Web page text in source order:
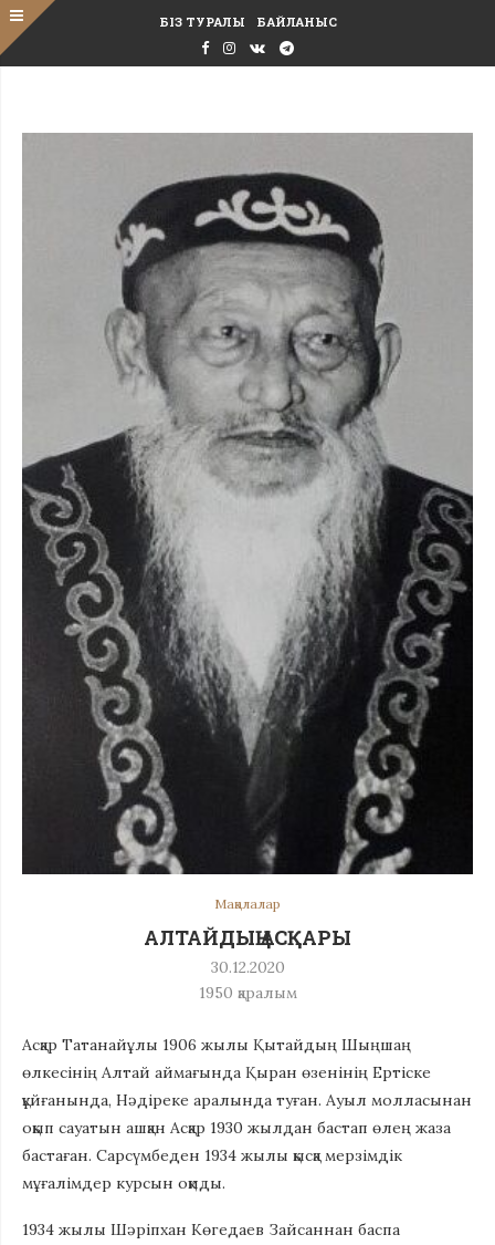
БІЗ ТУРАЛЫ БАЙЛАНЫС
Мақалалар
АЛТАЙДЫҢ АСҚАРЫ
30.12.2020
1950 қаралым
Асқар Татанайұлы 1906 жылы Қытайдың Шыңшаң
өлкесінің Алтай аймағында Қыран өзенінің Ертіске
құйғанында, Нәдіреке аралында туған. Ауыл молласынан
оқып сауатын ашқан Асқар 1930 жылдан бастап өлең жаза
бастаған. Сарсүмбеден 1934 жылы қысқа мерзімдік
мұғалімдер курсын оқиды.
1934 жылы Шәріпхан Көгедаев Зайсаннан баспа